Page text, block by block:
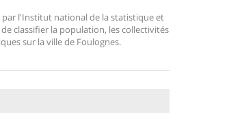
par l'Institut national de la statistique et
classifier la population, les collectivités
sur la ville de Foulognes.